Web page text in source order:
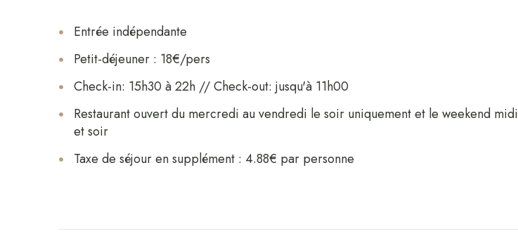
Entrée indépendante
Petit-déjeuner : 18€/pers
Check-in: 15h30 à 22h // Check-out: jusqu'à 11h00
Restaurant ouvert du mercredi au vendredi le soir uniquement et le weekend midi
et soir
Taxe de séjour en supplément : 4.88€ par personne